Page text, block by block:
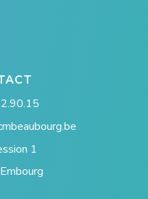
1